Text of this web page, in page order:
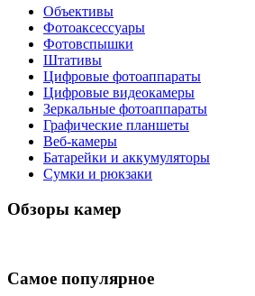
Объективы
Фотоаксессуары
Фотовспышки
Штативы
Цифровые фотоаппараты
Цифровые видеокамеры
Зеркальные фотоаппараты
Графические планшеты
Веб-камеры
Батарейки и аккумуляторы
Сумки и рюкзаки
Обзоры камер
Самое популярное